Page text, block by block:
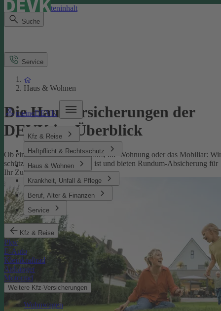
Direkt zum Seiteninhalt
Suche
meineDEVK
Kfz & Reise
Haftpflicht & Rechtsschutz
Haus & Wohnen
Krankheit, Unfall & Pflege
Beruf, Alter & Finanzen
Service
Kfz & Reise
Pkw
E-Auto
Kleinkraftrad
Anhänger
Motorrad
Weitere Kfz-Versicherungen
Wohnwagen
Service
Haus & Wohnen
Die Hausversicherungen der
DEVK im Überblick
Ob eine Versicherung fürs Haus, die Wohnung oder das Mobiliar: Wir
schützen, was Ihnen wichtig ist und bieten Rundum-Absicherung für
Ihr Zuhause.